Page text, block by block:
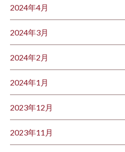
2024年4月
2024年3月
2024年2月
2024年1月
2023年12月
2023年11月